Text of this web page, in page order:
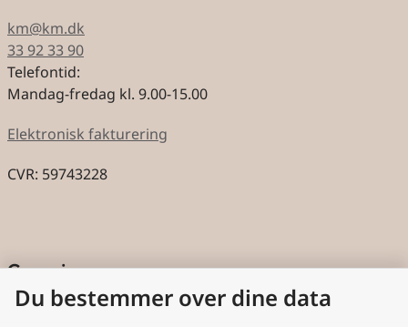
km@km.dk
33 92 33 90
Telefontid:
Mandag-fredag kl. 9.00-15.00
Elektronisk fakturering
CVR: 59743228
Genveje
Cookies
Du bestemmer over dine data